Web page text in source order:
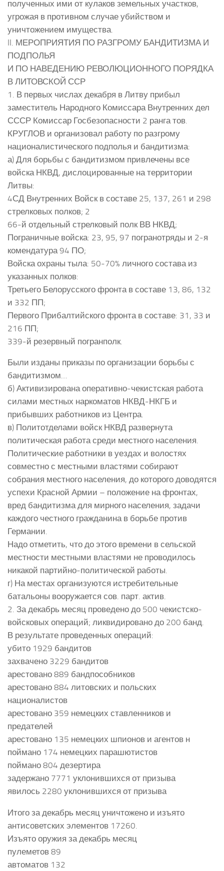
полученных ими от кулаков земельных участков,
угрожая в противном случае убийством и
уничтожением имущества.
II. МЕРОПРИЯТИЯ ПО РАЗГРОМУ БАНДИТИЗМА И
ПОДПОЛЬЯ
И ПО НАВЕДЕНИЮ РЕВОЛЮЦИОННОГО ПОРЯДКА
В ЛИТОВСКОЙ ССР
1. В первых числах декабря в Литву прибыл
заместитель Народного Комиссара Внутренних дел
СССР Комиссар Госбезопасности 2 ранга тов.
КРУГЛОВ и организовал работу по разгрому
националистического подполья и бандитизма:
а) Для борьбы с бандитизмом привлечены все
войска НКВД, дислоцированные на территории
Литвы:
4СД Внутренних Войск в составе 25, 137, 261 и 298
стрелковых полков; 2
66-й отдельный стрелковый полк ВВ НКВД;
Пограничные войска: 23, 95, 97 погранотряды и 2-я
комендатура 94 ПО;
Войска охраны тыла: 50-70% личного состава из
указанных полков:
Третьего Белорусского фронта в составе 13, 86, 132
и 332 ПП;
Первого Прибалтийского фронта в составе: 31, 33 и
216 ПП;
339-й резервный погранполк.
Были изданы приказы по организации борьбы с
бандитизмом…
б) Активизирована оперативно-чекистская работа
силами местных наркоматов НКВД-НКГБ и
прибывших работников из Центра.
в) Политотделами войск НКВД развернута
политическая работа среди местного населения.
Политические работники в уездах и волостях
совместно с местными властями собирают
собрания местного населения, до которого доводятся
успехи Красной Армии – положение на фронтах,
вред бандитизма для мирного населения, задачи
каждого честного гражданина в борьбе против
Германии.
Надо отметить, что до этого времени в сельской
местности местными властями не проводилось
никакой партийно-политической работы.
г) На местах организуются истребительные
батальоны вооружается сов. парт. актив.
2. За декабрь месяц проведено до 500 чекистско-
войсковых операций; ликвидировано до 200 банд.
В результате проведенных операций:
убито 1929 бандитов
захвачено 3229 бандитов
арестовано 889 бандпособников
арестовано 884 литовских и польских
националистов
арестовано 359 немецких ставленников и
предателей
арестовано 135 немецких шпионов и агентов н
поймано 174 немецких парашютистов
поймано 804 дезертира
задержано 7771 уклонившихся от призыва
явилось 2280 уклонившихся от призыва
Итого за декабрь месяц уничтожено и изъято
антисоветских элементов 17260.
Изъято оружия за декабрь месяц
пулеметов 89
автоматов 132